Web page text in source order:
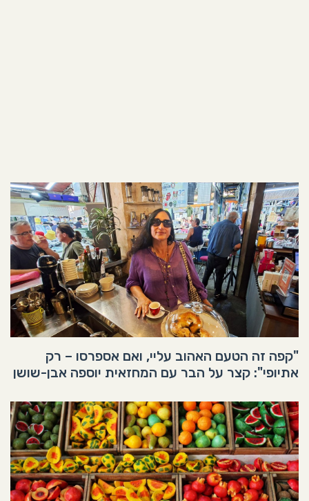
"קפה זה הטעם האהוב עליי, ואם אספרסו – רק
אתיופי": קצר על הבר עם המחזאית יוספה אבן-שושן